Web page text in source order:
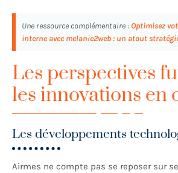
Une ressource complémentaire : Optimisez
interne avec melanie2web : un atout
Les perspectives
les innovations en
Les développements
Airmes ne compte pas se reposer sur